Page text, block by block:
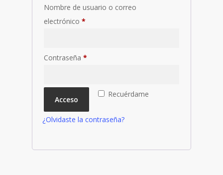
Nombre de usuario o correo
electrónico *
Contraseña *
Recuérdame
Acceso
¿Olvidaste la contraseña?